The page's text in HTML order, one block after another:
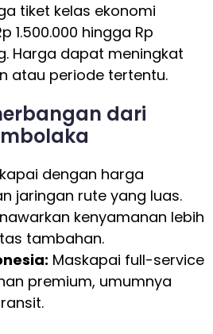
tiket kelas ekonomi
1.500.000 hingga Rp
Harga dapat meningkat
atau periode tertentu.
dari
dengan harga
jaringan rute yang luas.
kenyamanan lebih
tambahan.
Maskapai full-service
premium, umumnya